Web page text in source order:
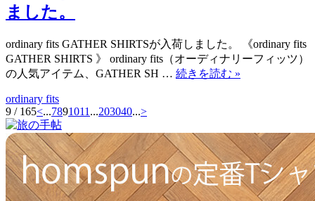
ました。
ordinary fits GATHER SHIRTSが入荷しました。 《ordinary fits
GATHER SHIRTS 》 ordinary fits（オーディナリーフィッツ）
の人気アイテム、GATHER SH … 続きを読む »
ordinary fits
9 / 165<...7891011 ...203040...>